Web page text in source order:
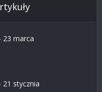
23 marca
21 stycznia